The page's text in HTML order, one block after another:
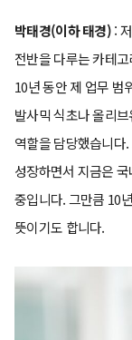
박태경(이하 태경):
전반을 다루는 카테
10년 동안 제 업무 범
발사믹 식초나 올리
역할을 담당했습니다
성장하면서 지금은
중입니다. 그만큼 10
뜻이기도 합니다.